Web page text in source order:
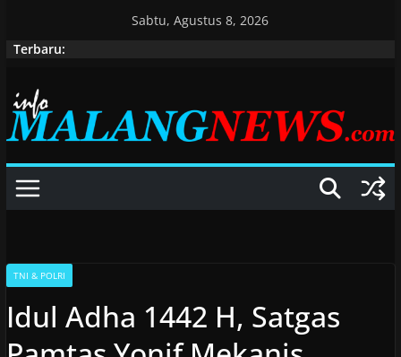
Sabtu, Agustus 8, 2026
Terbaru:
TNI & POLRI
Idul Adha 1442 H, Satgas